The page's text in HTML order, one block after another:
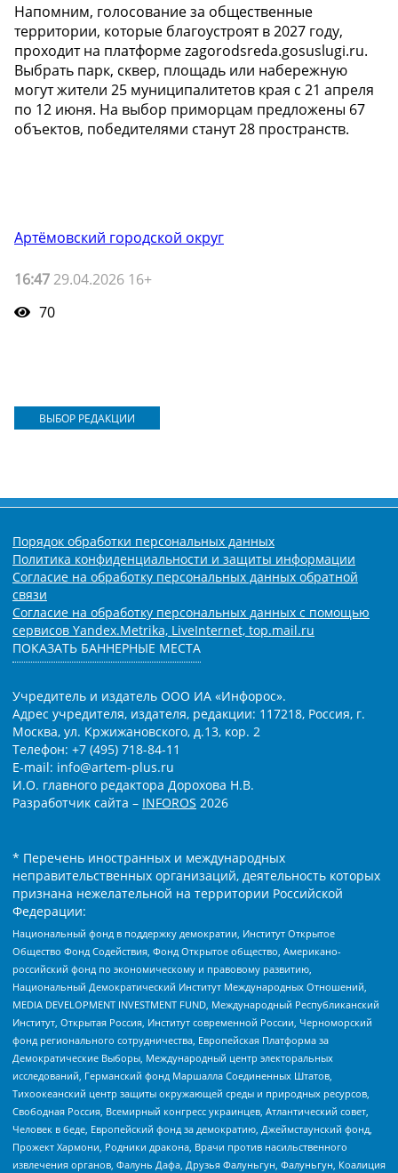
Напомним, голосование за общественные
территории, которые благоустроят в 2027 году,
проходит на платформе zagorodsreda.gosuslugi.ru.
Выбрать парк, сквер, площадь или набережную
могут жители 25 муниципалитетов края с 21 апреля
по 12 июня. На выбор приморцам предложены 67
объектов, победителями станут 28 пространств.
Артёмовский городской округ
16:47 29.04.2026 16+
70
ВЫБОР РЕДАКЦИИ
Порядок обработки персональных данных
Политика конфиденциальности и защиты информации
Согласие на обработку персональных данных обратной
связи
Согласие на обработку персональных данных с помощью
сервисов Yandex.Metrika, LiveInternet, top.mail.ru
ПОКАЗАТЬ БАННЕРНЫЕ МЕСТА
Учредитель и издатель ООО ИА «Инфорос».
Адрес учредителя, издателя, редакции: 117218, Россия, г.
Москва, ул. Кржижановского, д.13, кор. 2
Телефон: +7 (495) 718-84-11
E-mail: info@artem-plus.ru
И.О. главного редактора Дорохова Н.В.
Разработчик сайта – INFOROS 2026
* Перечень иностранных и международных
неправительственных организаций, деятельность которых
признана нежелательной на территории Российской
Федерации:
Национальный фонд в поддержку демократии, Институт Открытое
Общество Фонд Содействия, Фонд Открытое общество, Американо-
российский фонд по экономическому и правовому развитию,
Национальный Демократический Институт Международных Отношений,
MEDIA DEVELOPMENT INVESTMENT FUND, Международный Республиканский
Институт, Открытая Россия, Институт современной России, Черноморский
фонд регионального сотрудничества, Европейская Платформа за
Демократические Выборы, Международный центр электоральных
исследований, Германский фонд Маршалла Соединенных Штатов,
Тихоокеанский центр защиты окружающей среды и природных ресурсов,
Свободная Россия, Всемирный конгресс украинцев, Атлантический совет,
Человек в беде, Европейский фонд за демократию, Джеймстаунский фонд,
Прожект Хармони, Родники дракона, Врачи против насильственного
извлечения органов, Фалунь Дафа, Друзья Фалуньгун, Фалуньгун, Коалиция